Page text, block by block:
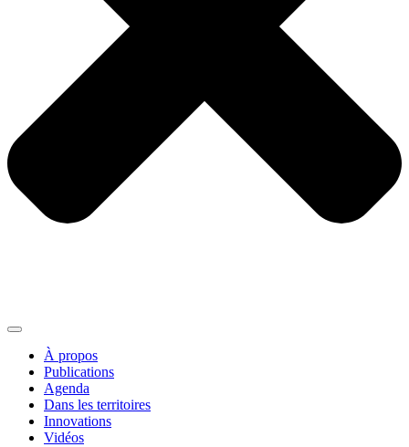
À propos
Publications
Agenda
Dans les territoires
Innovations
Vidéos